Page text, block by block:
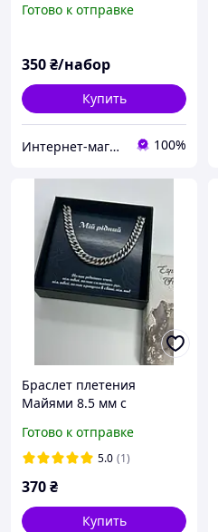
нержавеющей стали с
Готово к отправке
350₴/набор
Купить
Интернет-магазин "LuckyCase" 100%
Браслет плетения
Майями 8.5 мм с
открыткой
Готово к отправке
5.0 (1)
370₴
Купить